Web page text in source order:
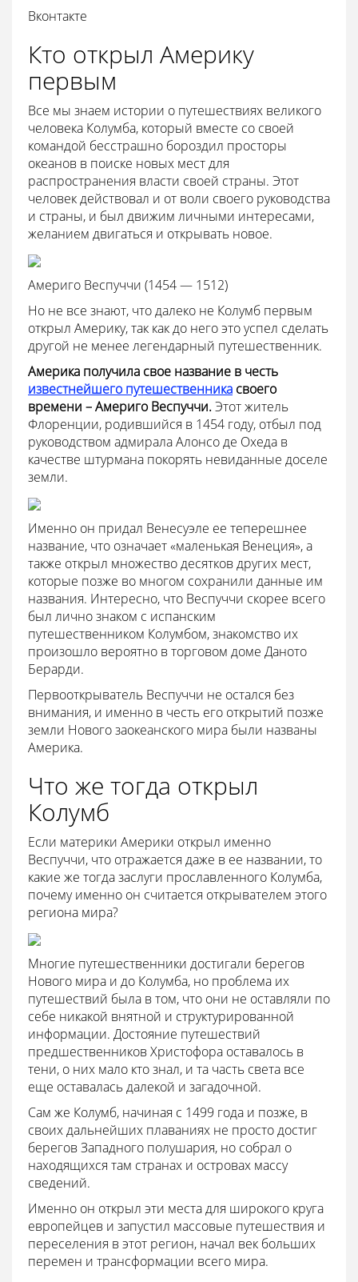
Вконтакте
Кто открыл Америку
первым
Все мы знаем истории о путешествиях великого
человека Колумба, который вместе со своей
командой бесстрашно бороздил просторы
океанов в поиске новых мест для
распространения власти своей страны. Этот
человек действовал и от воли своего руководства
и страны, и был движим личными интересами,
желанием двигаться и открывать новое.
Америго Веспуччи (1454 — 1512)
Но не все знают, что далеко не Колумб первым
открыл Америку, так как до него это успел сделать
другой не менее легендарный путешественник.
Америка получила свое название в честь
известнейшего путешественника своего
времени – Америго Веспуччи.Этот житель
Флоренции, родившийся в 1454 году, отбыл под
руководством адмирала Алонсо де Охеда в
качестве штурмана покорять невиданные доселе
земли.
Именно он придал Венесуэле ее теперешнее
название, что означает «маленькая Венеция», а
также открыл множество десятков других мест,
которые позже во многом сохранили данные им
названия. Интересно, что Веспуччи скорее всего
был лично знаком с испанским
путешественником Колумбом, знакомство их
произошло вероятно в торговом доме Даното
Берарди.
Первооткрыватель Веспуччи не остался без
внимания, и именно в честь его открытий позже
земли Нового заокеанского мира были названы
Америка.
Что же тогда открыл
Колумб
Если материки Америки открыл именно
Веспуччи, что отражается даже в ее названии, то
какие же тогда заслуги прославленного Колумба,
почему именно он считается открывателем этого
региона мира?
Многие путешественники достигали берегов
Нового мира и до Колумба, но проблема их
путешествий была в том, что они не оставляли по
себе никакой внятной и структурированной
информации. Достояние путешествий
предшественников Христофора оставалось в
тени, о них мало кто знал, и та часть света все
еще оставалась далекой и загадочной.
Сам же Колумб, начиная с 1499 года и позже, в
своих дальнейших плаваниях не просто достиг
берегов Западного полушария, но собрал о
находящихся там странах и островах массу
сведений.
Именно он открыл эти места для широкого круга
европейцев и запустил массовые путешествия и
переселения в этот регион, начал век больших
перемен и трансформации всего мира.